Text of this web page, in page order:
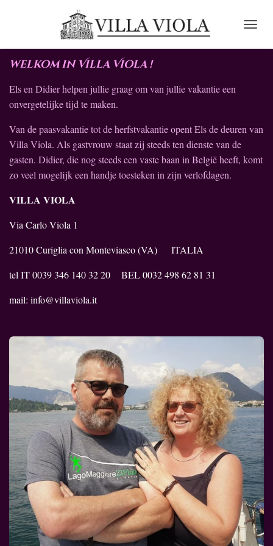
de
welkom in Villa Viola !
Els en Didier helpen jullie graag om van jullie vakantie een
onvergetelijke tijd te maken.
Van de paasvakantie tot de herfstvakantie opent Els de deuren van
Villa Viola. Als gastvrouw staat zij steeds ten dienste van de
gasten. Didier, die nog steeds een vaste baan in België heeft, komt
zo veel mogelijk een handje toesteken in zijn verlofdagen.
VILLA VIOLA
Via Carlo Viola 1
21010 Curiglia con Monteviasco (VA) ITALIA
tel IT 0039 346 140 32 20 BEL 0032 498 62 81 31
mail: info@villaviola.it